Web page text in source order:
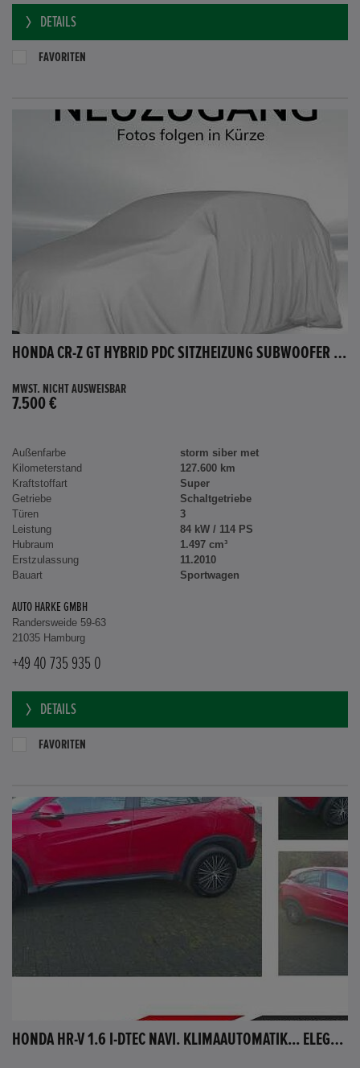
DETAILS
FAVORITEN
HONDA CR-Z GT HYBRID PDC SITZHEIZUNG SUBWOOFER BLUETOOTH
MWST. NICHT AUSWEISBAR
7.500 €
Außenfarbe
storm siber met
Kilometerstand
127.600 km
Kraftstoffart
Super
Getriebe
Schaltgetriebe
Türen
3
Leistung
84 kW / 114 PS
Hubraum
1.497 cm³
Erstzulassung
11.2010
Bauart
Sportwagen
AUTO HARKE GMBH
Randersweide 59-63
21035 Hamburg
+49 40 735 935 0
DETAILS
FAVORITEN
HONDA HR-V 1.6 I-DTEC NAVI. KLIMAAUTOMATIK... ELEGANCE